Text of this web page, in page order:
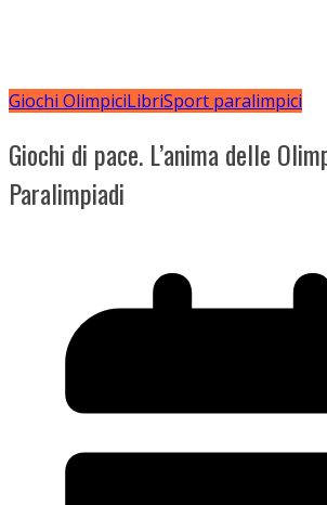
Giochi OlimpiciLibriSport paralimpici
Giochi di pace. L’anima delle
Paralimpiadi